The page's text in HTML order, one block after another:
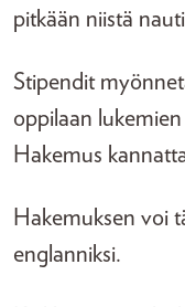
pitkään niistä
Stipendit
oppilaan
Hakemus
Hakemuksen voi
englanniksi.